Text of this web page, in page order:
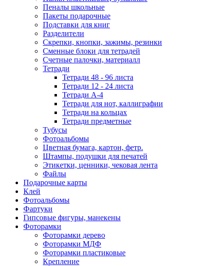
Пеналы школьные
Пакеты подарочные
Подставки для книг
Разделители
Скрепки, кнопки, зажимы, резинки
Сменные блоки для тетрадей
Счетные палочки, материалл
Тетради
Тетради 48 - 96 листа
Тетради 12 - 24 листа
Тетради А-4
Тетради для нот, каллиграфии
Тетради на кольцах
Тетради предметные
Тубусы
Фотоальбомы
Цветная бумага, картон, фетр.
Штампы, подушки для печатей
Этикетки, ценники, чековая лента
Файлы
Подарочные карты
Клей
Фотоальбомы
Фартуки
Гипсовые фигуры, манекены
Фоторамки
Фоторамки дерево
Фоторамки МДФ
Фоторамки пластиковые
Крепление